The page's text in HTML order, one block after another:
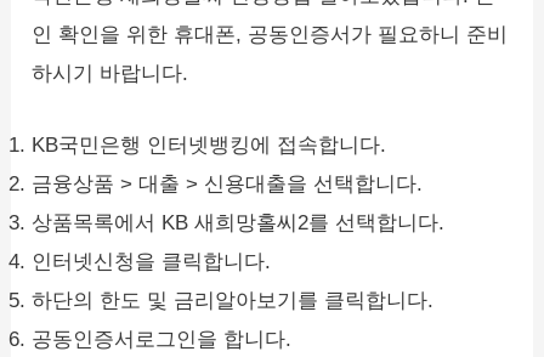
인 확인을 위한 휴대폰, 공동인증서가 필요하니 준비
하시기 바랍니다.
KB국민은행 인터넷뱅킹에 접속합니다.
금융상품 > 대출 > 신용대출을 선택합니다.
상품목록에서 KB 새희망홀씨2를 선택합니다.
인터넷신청을 클릭합니다.
하단의 한도 및 금리알아보기를 클릭합니다.
공동인증서로그인을 합니다.